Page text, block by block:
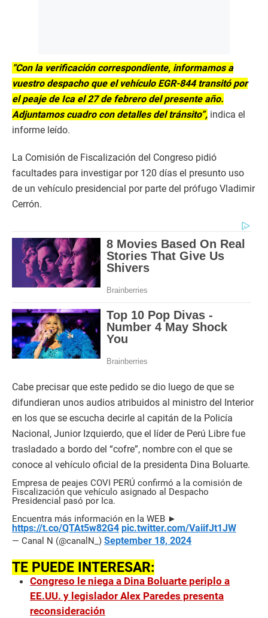
“Con la verificación correspondiente, informamos a
vuestro despacho que el vehículo EGR-844 transitó por
el peaje de Ica el 27 de febrero del presente año.
Adjuntamos cuadro con detalles del tránsito”, indica el
informe leído.
La Comisión de Fiscalización del Congreso pidió
facultades para investigar por 120 días el presunto uso
de un vehículo presidencial por parte del prófugo Vladimir
Cerrón.
Cabe precisar que este pedido se dio luego de que se
difundieran unos audios atribuidos al ministro del Interior
en los que se escucha decirle al capitán de la Policía
Nacional, Junior Izquierdo, que el líder de Perú Libre fue
trasladado a bordo del “cofre”, nombre con el que se
conoce al vehículo oficial de la presidenta Dina Boluarte.
Empresa de peajes COVI PERÚ confirmó a la comisión de
Fiscalización que vehículo asignado al Despacho
Presidencial pasó por Ica.
Encuentra más información en la WEB ►
https://t.co/QTAt5w82G4 pic.twitter.com/VaiifJt1JW
— Canal N (@canalN_) September 18, 2024
TE PUEDE INTERESAR:
Congreso le niega a Dina Boluarte periplo a
EE.UU. y legislador Alex Paredes presenta
reconsideración